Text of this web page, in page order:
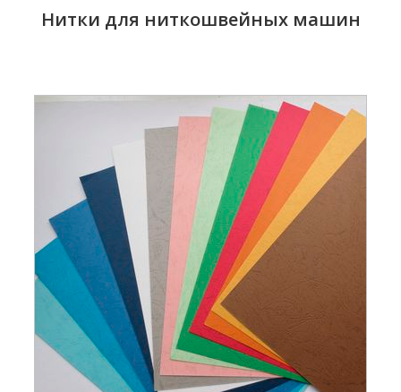
Нитки для ниткошвейных машин